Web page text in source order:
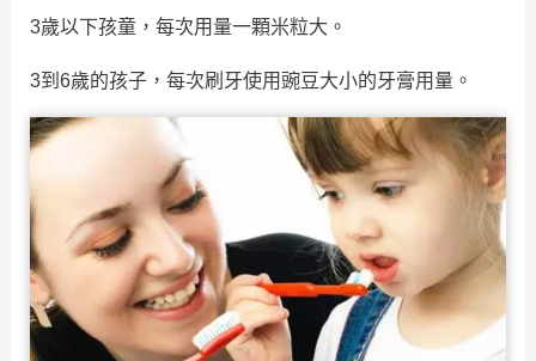
3歲以下孩童，每次用量一顆米粒大。
3到6歲的孩子，每次刷牙使用豌豆大小的牙膏用量。